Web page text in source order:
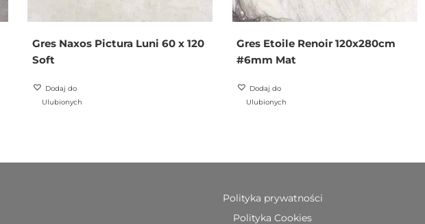
Gres Naxos Pictura Luni 60 x 120
Soft
Dodaj do
Ulubionych
Gres Etoile Renoir 120x280cm
#6mm Mat
Dodaj do
Ulubionych
Polityka prywatności
Polityka Cookies